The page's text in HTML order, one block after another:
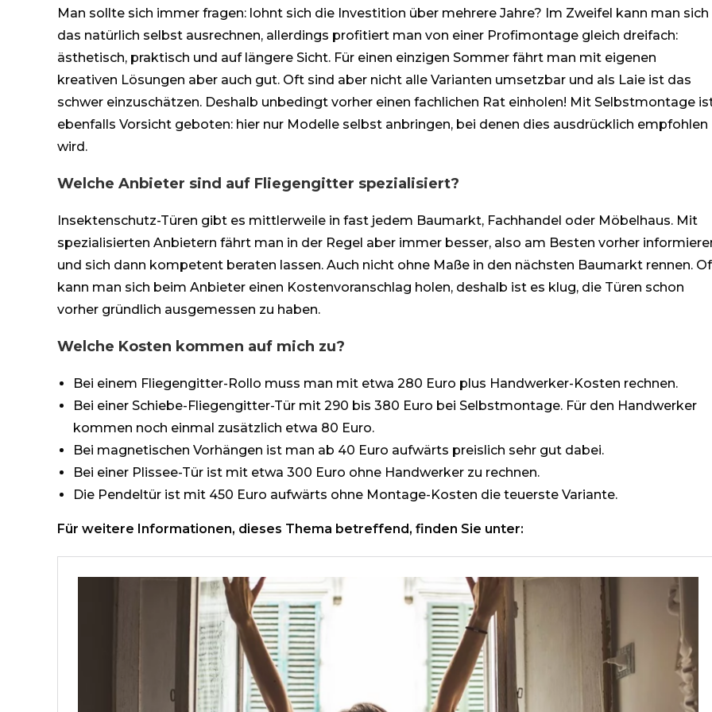
Man sollte sich immer fragen: lohnt sich die Investition über mehrere Jahre? Im Zweifel kann man sich
das natürlich selbst ausrechnen, allerdings profitiert man von einer Profimontage gleich dreifach:
ästhetisch, praktisch und auf längere Sicht. Für einen einzigen Sommer fährt man mit eigenen
kreativen Lösungen aber auch gut. Oft sind aber nicht alle Varianten umsetzbar und als Laie ist das
schwer einzuschätzen. Deshalb unbedingt vorher einen fachlichen Rat einholen! Mit Selbstmontage
ebenfalls Vorsicht geboten: hier nur Modelle selbst anbringen, bei denen dies ausdrücklich empfohlen
wird.
Welche Anbieter sind auf Fliegengitter spezialisiert?
Insektenschutz-Türen gibt es mittlerweile in fast jedem Baumarkt, Fachhandel oder Möbelhaus. Mit
spezialisierten Anbietern fährt man in der Regel aber immer besser, also am Besten vorher
und sich dann kompetent beraten lassen. Auch nicht ohne Maße in den nächsten Baumarkt rennen.
kann man sich beim Anbieter einen Kostenvoranschlag holen, deshalb ist es klug, die Türen schon
vorher gründlich ausgemessen zu haben.
Welche Kosten kommen auf mich zu?
Bei einem Fliegengitter-Rollo muss man mit etwa 280 Euro plus Handwerker-Kosten rechnen.
Bei einer Schiebe-Fliegengitter-Tür mit 290 bis 380 Euro bei Selbstmontage. Für den Handwerker
kommen noch einmal zusätzlich etwa 80 Euro.
Bei magnetischen Vorhängen ist man ab 40 Euro aufwärts preislich sehr gut dabei.
Bei einer Plissee-Tür ist mit etwa 300 Euro ohne Handwerker zu rechnen.
Die Pendeltür ist mit 450 Euro aufwärts ohne Montage-Kosten die teuerste Variante.
Für weitere Informationen, dieses Thema betreffend, finden Sie unter: